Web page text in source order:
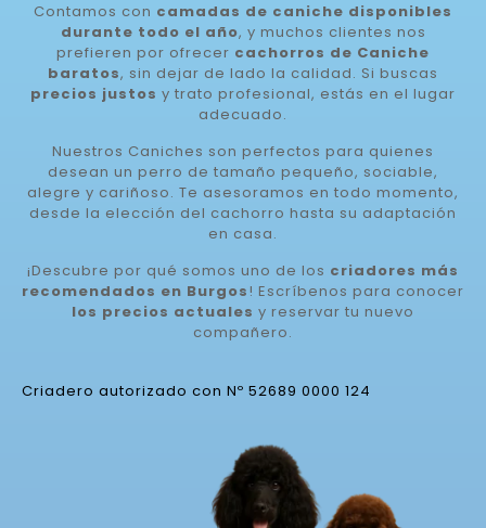
Contamos con camadas de caniche disponibles
durante todo el año, y muchos clientes nos
prefieren por ofrecer cachorros de Caniche
baratos, sin dejar de lado la calidad. Si buscas
precios justos y trato profesional, estás en el lugar
adecuado.
Nuestros Caniches son perfectos para quienes
desean un perro de tamaño pequeño, sociable,
alegre y cariñoso. Te asesoramos en todo momento,
desde la elección del cachorro hasta su adaptación
en casa.
¡Descubre por qué somos uno de los criadores más
recomendados en Burgos! Escríbenos para conocer
los precios actuales y reservar tu nuevo
compañero.
Criadero autorizado con Nº 52689 0000 124